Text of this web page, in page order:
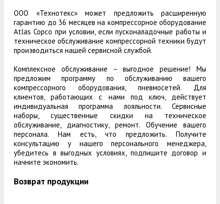
ООО «Технотекс» может предложить расширенную
гарантию до 36 месяцев на компрессорное оборудование
Atlas Copco при условии, если пусконаладочные работы и
техническое обслуживание компрессорной техники будут
производиться нашей сервисной службой.
Комплексное обслуживание – выгодное решение! Мы
предложим программу по обслуживанию вашего
компрессорного оборудования, пневмосетей. Для
клиентов, работающих с нами под ключ, действует
индивидуальная программа лояльности. Сервисные
наборы, существенные скидки на техническое
обслуживание, диагностику, ремонт. Обучение вашего
персонала. Нам есть, что предложить. Получите
консультацию у нашего персонального менеджера,
убедитесь в выгодных условиях, подпишите договор и
начните экономить.
Возврат продукции